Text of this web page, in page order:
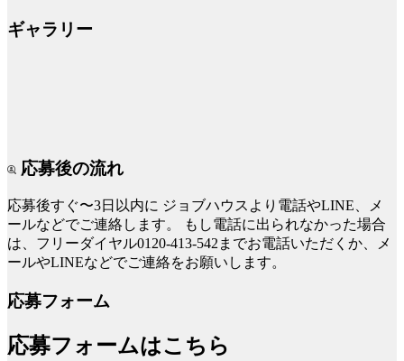
ギャラリー
応募後の流れ
応募後すぐ〜3日以内に ジョブハウスより電話やLINE、メ
ールなどでご連絡します。
もし電話に出られなかった場合
は、フリーダイヤル0120-413-542までお電話いただくか、メ
ールやLINEなどでご連絡をお願いします。
応募フォーム
応募フォームはこちら